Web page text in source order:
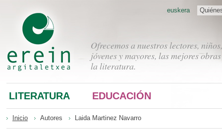
Ofrecemos a nuestros lectores, niños,
jóvenes y mayores, las mejores
la literatura.
euskera
LITERATURA EDUCACIÓN
Inicio Autores Laida Martinez Navarro